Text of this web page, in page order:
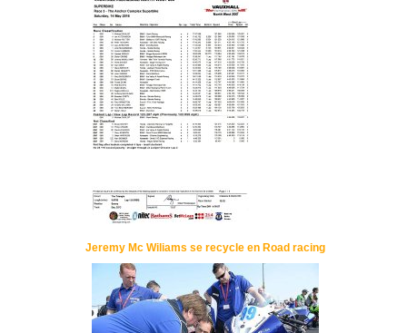
Jeremy Mc Wiliams se recycle en Road racing